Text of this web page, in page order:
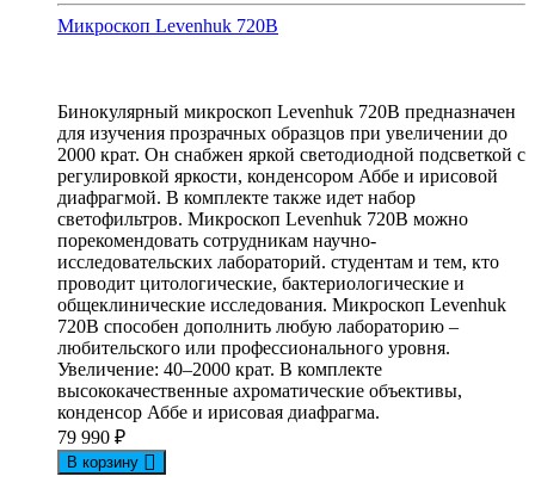
Микроскоп Levenhuk 720B
Бинокулярный микроскоп Levenhuk 720B предназначен
для изучения прозрачных образцов при увеличении до
2000 крат. Он снабжен яркой светодиодной подсветкой с
регулировкой яркости, конденсором Аббе и ирисовой
диафрагмой. В комплекте также идет набор
светофильтров. Микроскоп Levenhuk 720B можно
порекомендовать сотрудникам научно-
исследовательских лабораторий. студентам и тем, кто
проводит цитологические, бактериологические и
общеклинические исследования. Микроскоп Levenhuk
720B способен дополнить любую лабораторию –
любительского или профессионального уровня.
Увеличение: 40–2000 крат. В комплекте
высококачественные ахроматические объективы,
конденсор Аббе и ирисовая диафрагма.
79 990 ₽
В корзину